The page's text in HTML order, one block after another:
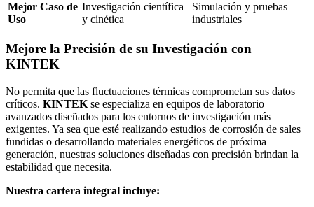
Mejor Caso de
Uso
Investigación científica
y cinética
Simulación y pruebas
industriales
Mejore la Precisión de su Investigación con
KINTEK
No permita que las fluctuaciones térmicas comprometan sus datos
críticos. KINTEK se especializa en equipos de laboratorio
avanzados diseñados para los entornos de investigación más
exigentes. Ya sea que esté realizando estudios de corrosión de sales
fundidas o desarrollando materiales energéticos de próxima
generación, nuestras soluciones diseñadas con precisión brindan la
estabilidad que necesita.
Nuestra cartera integral incluye: